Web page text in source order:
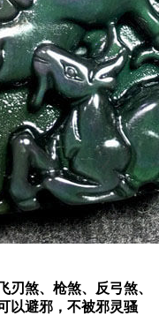
刃煞、枪煞、反弓煞、
以避邪，不被邪灵骚